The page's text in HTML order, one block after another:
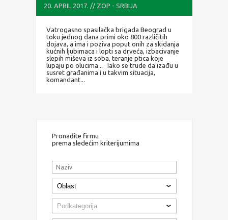
LOPTE, TERANJE PTICA...
20. APRIL 2017. // ZOP - SRBIJA
Vatrogasno spasilačka brigada Beograd u
toku jednog dana primi oko 800 različitih
dojava, a ima i poziva poput onih za skidanja
kućnih ljubimaca i lopti sa drveća, izbacivanje
slepih miševa iz soba, teranje ptica koje
lupaju po olucima... Iako se trude da izađu u
susret građanima i u takvim situacija,
komandant...
Pronađite firmu
prema sledećim kriterijumima